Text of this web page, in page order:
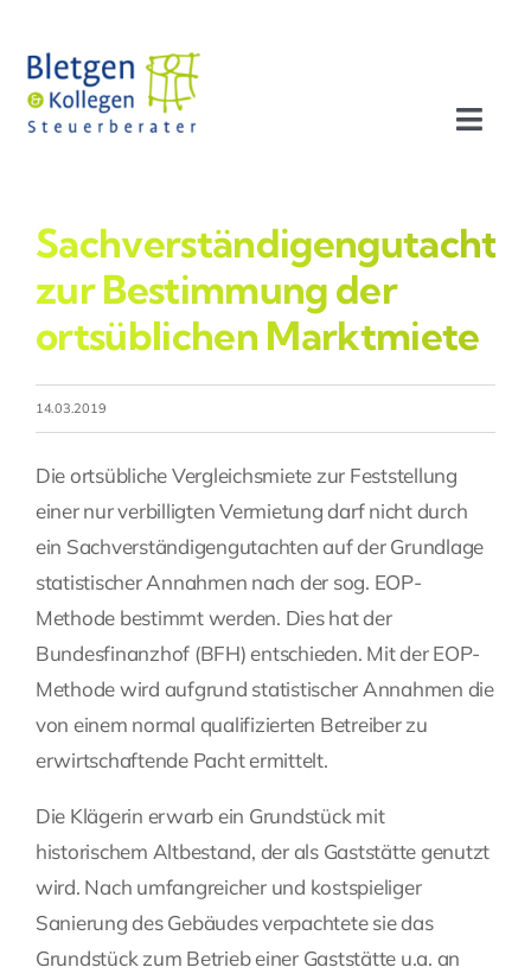
Inhalt
springen
Profil
Leistungen
Team
Stellenangebote
Fragen Sie Ihre Kanzlei
Kontakt
zur Bestimmung der
ortsüblichen Marktmiete
14.03.2019
Die ortsübliche Vergleichsmiete zur Feststellung
einer nur verbilligten Vermietung darf nicht durch
ein Sachverständigengutachten auf der Grundlage
statistischer Annahmen nach der sog. EOP-
Methode bestimmt werden. Dies hat der
Bundesfinanzhof (BFH) entschieden. Mit der EOP-
Methode wird aufgrund statistischer Annahmen die
von einem normal qualifizierten Betreiber zu
erwirtschaftende Pacht ermittelt.
Die Klägerin erwarb ein Grundstück mit
historischem Altbestand, der als Gaststätte genutzt
wird. Nach umfangreicher und kostspieliger
Sanierung des Gebäudes verpachtete sie das
Grundstück zum Betrieb einer Gaststätte u.a. an